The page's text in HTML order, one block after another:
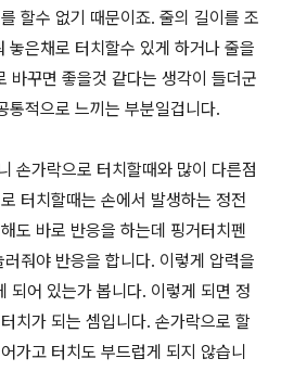
할수 없기 때문이죠. 줄의 길이를 조
놓은채로 터치할수 있게 하거나 줄을
바꾸면 좋을것 같다는 생각이 들더군
통적으로 느끼는 부분일겁니다.
손가락으로 터치할때와 많이 다른점
터치할때는 손에서 발생하는 정전
도 바로 반응을 하는데 핑거터치펜
줘야 반응을 합니다. 이렇게 압력을
되어 있는가 봅니다. 이렇게 되면 정
치가 되는 셈입니다. 손가락으로 할
가고 터치도 부드럽게 되지 않습니